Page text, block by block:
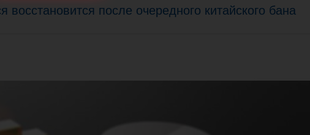
после очередного китайского бана